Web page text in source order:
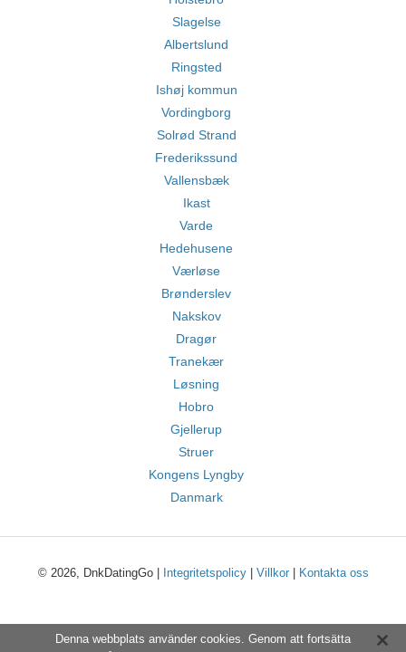
Slagelse
Albertslund
Ringsted
Ishøj kommun
Vordingborg
Solrød Strand
Frederikssund
Vallensbæk
Ikast
Varde
Hedehusene
Værløse
Brønderslev
Nakskov
Dragør
Tranekær
Løsning
Hobro
Gjellerup
Struer
Kongens Lyngby
Danmark
© 2026, DnkDatingGo | Integritetspolicy| Villkor| Kontakta oss
Denna webbplats använder cookies. Genom att fortsätta